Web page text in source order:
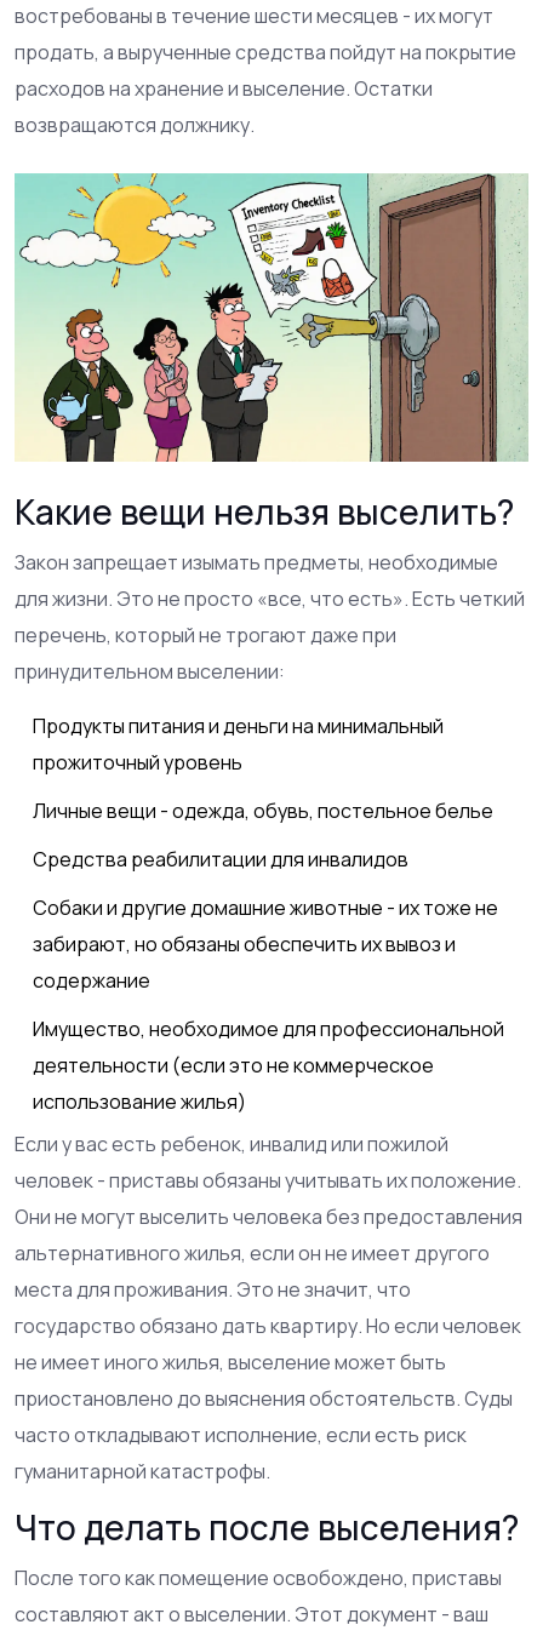
востребованы в течение шести месяцев - их могут
продать, а вырученные средства пойдут на покрытие
расходов на хранение и выселение. Остатки
возвращаются должнику.
Какие вещи нельзя выселить?
Закон запрещает изымать предметы, необходимые
для жизни. Это не просто «все, что есть». Есть четкий
перечень, который не трогают даже при
принудительном выселении:
Продукты питания и деньги на минимальный
прожиточный уровень
Личные вещи - одежда, обувь, постельное белье
Средства реабилитации для инвалидов
Собаки и другие домашние животные - их тоже не
забирают, но обязаны обеспечить их вывоз и
содержание
Имущество, необходимое для профессиональной
деятельности (если это не коммерческое
использование жилья)
Если у вас есть ребенок, инвалид или пожилой
человек - приставы обязаны учитывать их положение.
Они не могут выселить человека без предоставления
альтернативного жилья, если он не имеет другого
места для проживания. Это не значит, что
государство обязано дать квартиру. Но если человек
не имеет иного жилья, выселение может быть
приостановлено до выяснения обстоятельств. Суды
часто откладывают исполнение, если есть риск
гуманитарной катастрофы.
Что делать после выселения?
После того как помещение освобождено, приставы
составляют акт о выселении. Этот документ - ваш